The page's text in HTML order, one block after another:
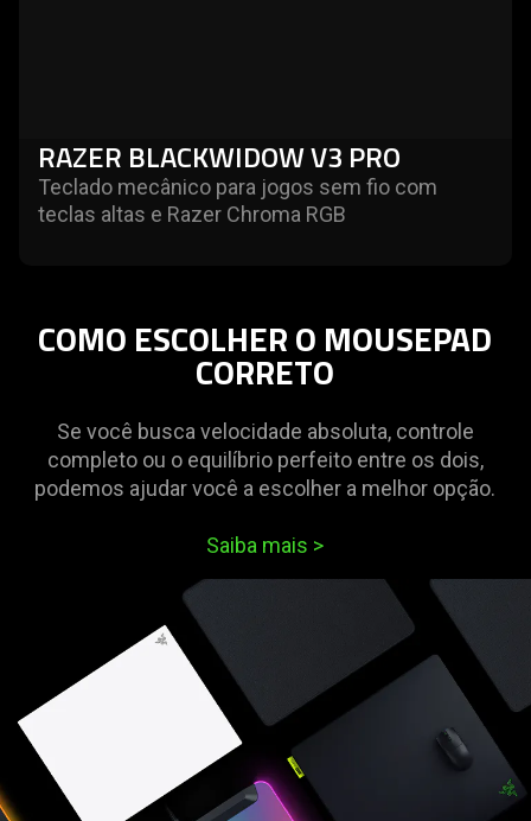
RAZER BLACKWIDOW V3 PRO
Teclado mecânico para jogos sem fio com
teclas altas e Razer Chroma RGB
COMO ESCOLHER O MOUSEPAD
CORRETO
Se você busca velocidade absoluta, controle
completo ou o equilíbrio perfeito entre os dois,
podemos ajudar você a escolher a melhor opção.
Saiba mais >